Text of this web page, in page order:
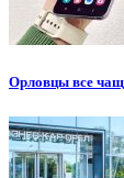
Орловцы все